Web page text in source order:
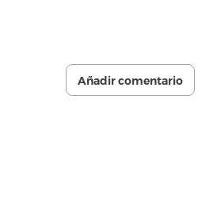
Añadir comentario